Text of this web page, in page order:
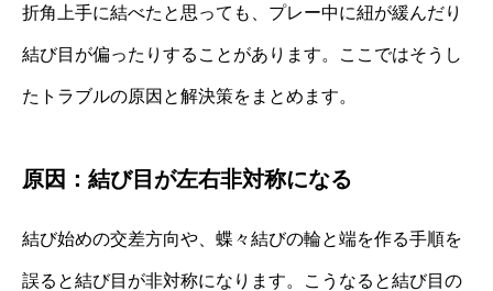
折角上手に結べたと思っても、プレー中に紐が緩んだり
結び目が偏ったりすることがあります。ここではそうし
たトラブルの原因と解決策をまとめます。
原因：結び目が左右非対称になる
結び始めの交差方向や、蝶々結びの輪と端を作る手順を
誤ると結び目が非対称になります。こうなると結び目の